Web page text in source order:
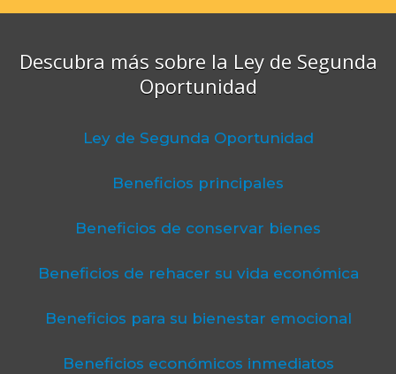
Descubra más sobre la Ley de Segunda
Oportunidad
Ley de Segunda Oportunidad
Beneficios principales
Beneficios de conservar bienes
Beneficios de rehacer su vida económica
Beneficios para su bienestar emocional
Beneficios económicos inmediatos